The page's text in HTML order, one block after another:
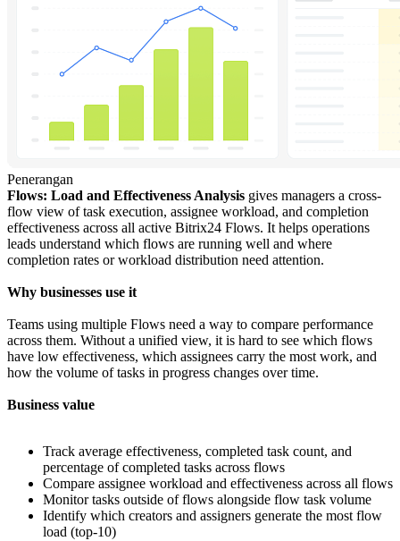
Penerangan
Flows: Load and Effectiveness Analysis gives managers a cross-
flow view of task execution, assignee workload, and completion
effectiveness across all active Bitrix24 Flows. It helps operations
leads understand which flows are running well and where
completion rates or workload distribution need attention.
Why businesses use it
Teams using multiple Flows need a way to compare performance
across them. Without a unified view, it is hard to see which flows
have low effectiveness, which assignees carry the most work, and
how the volume of tasks in progress changes over time.
Business value
Track average effectiveness, completed task count, and
percentage of completed tasks across flows
Compare assignee workload and effectiveness across all flows
Monitor tasks outside of flows alongside flow task volume
Identify which creators and assigners generate the most flow
load (top-10)